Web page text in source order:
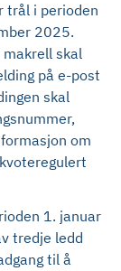
trål i perioden
2025.
skal
på e-post
skal
om
1. januar
tredje ledd
til å